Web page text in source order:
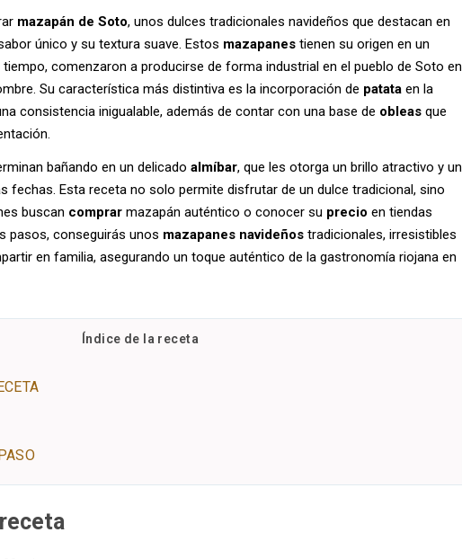
mazapán de Soto, unos dulces tradicionales navideños que destacan en
único y su textura suave. Estos mazapanes tienen su origen en un
comenzaron a producirse de forma industrial en el pueblo de Soto en
Su característica más distintiva es la incorporación de patata en la
consistencia inigualable, además de contar con una base de obleas que
bañando en un delicado almíbar, que les otorga un brillo atractivo y un
fechas. Esta receta no solo permite disfrutar de un dulce tradicional, sino
buscan comprar mazapán auténtico o conocer su precio en tiendas
pasos, conseguirás unos mazapanes navideños tradicionales, irresistibles
en familia, asegurando un toque auténtico de la gastronomía riojana en
Índice de la receta